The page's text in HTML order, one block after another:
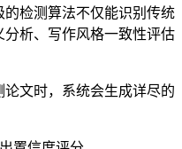
的检测算法不仅能识别传统
析、写作风格一致性评估
论文时，系统会生成详尽的